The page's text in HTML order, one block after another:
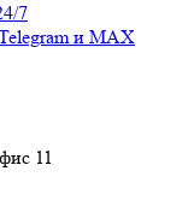
7
и MAX
11